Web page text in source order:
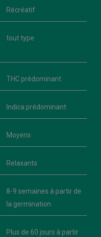
Récréatif
tout type
THC prédominant
Indica prédominant
Moyens
Relaxants
8-9 semaines à partir de
la germination
Plus de 60 jours à partir